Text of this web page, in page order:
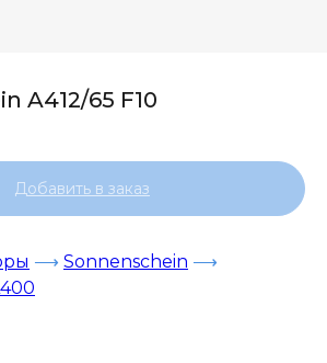
A412/65 F10
Добавить в заказ
⟶ Sonnenschein ⟶